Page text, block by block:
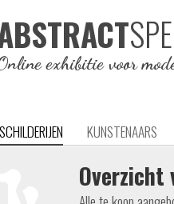
exhibitie voor
SCHILDERIJEN KUNSTENAARS